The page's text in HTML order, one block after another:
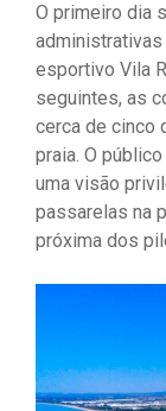
O primeiro dia
esportivo Vila
seguintes, as
cerca de cinco
praia. O
uma visão
passarelas na
próxima dos